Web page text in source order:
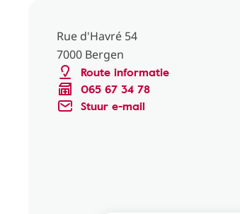
Rue d'Havré 54
7000 Bergen
Route informatie
065 67 34 78
Stuur e-mail